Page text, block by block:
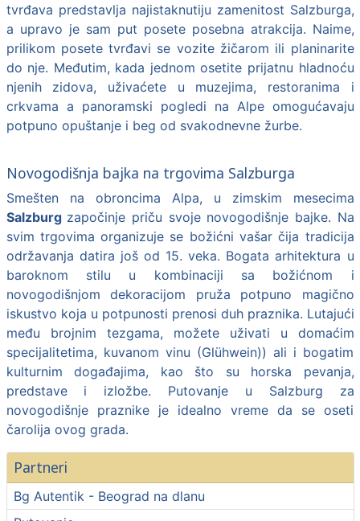
tvrđava predstavlja najistaknutiju zamenitost Salzburga,
a upravo je sam put posete posebna atrakcija. Naime,
prilikom posete tvrđavi se vozite žičarom ili planinarite
do nje. Međutim, kada jednom osetite prijatnu hladnoću
njenih zidova, uživaćete u muzejima, restoranima i
crkvama a panoramski pogledi na Alpe omogućavaju
potpuno opuštanje i beg od svakodnevne žurbe.
Novogodišnja bajka na trgovima Salzburga
Smešten na obroncima Alpa, u zimskim mesecima
Salzburg započinje priču svoje novogodišnje bajke. Na
svim trgovima organizuje se božićni vašar čija tradicija
održavanja datira još od 15. veka. Bogata arhitektura u
baroknom stilu u kombinaciji sa božićnom i
novogodišnjom dekoracijom pruža potpuno magično
iskustvo koja u potpunosti prenosi duh praznika. Lutajući
među brojnim tezgama, možete uživati u domaćim
specijalitetima, kuvanom vinu (Glühwein)) ali i bogatim
kulturnim događajima, kao što su horska pevanja,
predstave i izložbe. Putovanje u Salzburg za
novogodišnje praznike je idealno vreme da se oseti
čarolija ovog grada.
Partneri
Bg Autentik - Beograd na dlanu